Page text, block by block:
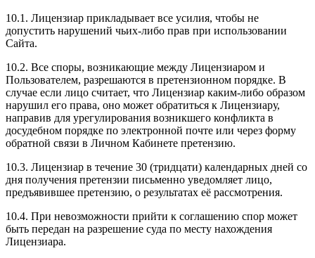
10.1. Лицензиар прикладывает все усилия, чтобы не
допустить нарушений чьих-либо прав при использовании
Сайта.
10.2. Все споры, возникающие между Лицензиаром и
Пользователем, разрешаются в претензионном порядке. В
случае если лицо считает, что Лицензиар каким-либо образом
нарушил его права, оно может обратиться к Лицензиару,
направив для урегулирования возникшего конфликта в
досудебном порядке по электронной почте или через форму
обратной связи в Личном Кабинете претензию.
10.3. Лицензиар в течение 30 (тридцати) календарных дней со
дня получения претензии письменно уведомляет лицо,
предъявившее претензию, о результатах её рассмотрения.
10.4. При невозможности прийти к соглашению спор может
быть передан на разрешение суда по месту нахождения
Лицензиара.